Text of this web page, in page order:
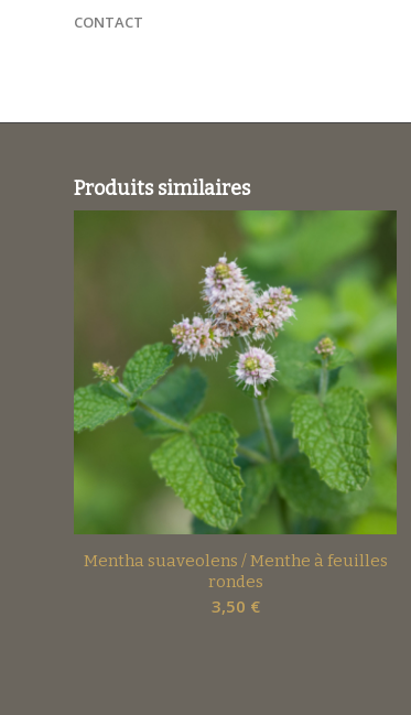
CONTACT
Produits similaires
Mentha suaveolens / Menthe à feuilles
rondes
3,50 €